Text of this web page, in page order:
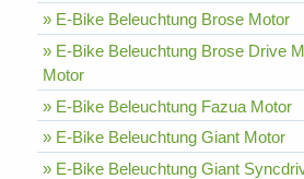
» E-Bike Beleuchtung Brose Motor
» E-Bike Beleuchtung Brose Drive
Motor
» E-Bike Beleuchtung Fazua Motor
» E-Bike Beleuchtung Giant Motor
» E-Bike Beleuchtung Giant